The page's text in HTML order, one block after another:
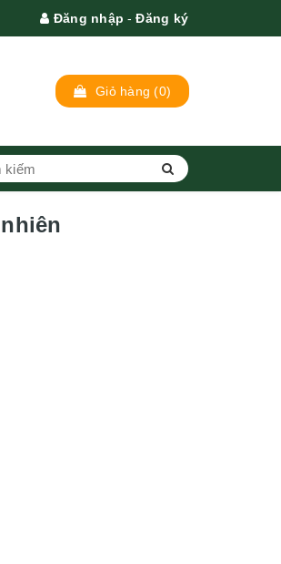
Đăng nhập - Đăng ký
Giỏ hàng (0)